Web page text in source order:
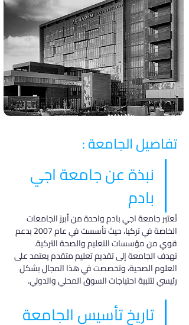
تفاصيل الجامعة :
نبذة عن جامعة اجي
بادم
تُعتبر جامعة اجي بادم واحدة من أبرز الجامعات
الخاصة في تركيا، حيث تأسست في عام 2007 بدعم
قوي من مؤسسات التعليم والصحة التركية.
تهدف الجامعة إلى تقديم تعليم متقدم يعتمد على
العلوم الصحية، وتخصصت في هذا المجال بشكل
رئيسي لتلبية احتياجات السوق المحلي والدولي.
تاريخ تأسيس الجامعة